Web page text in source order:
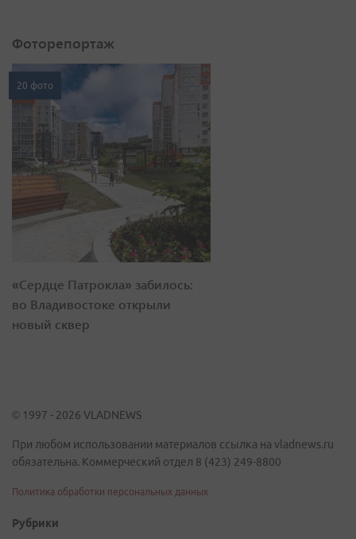
Фоторепортаж
20 фото
«Сердце Патрокла» забилось:
во Владивостоке открыли
новый сквер
© 1997 - 2026 VLADNEWS
При любом использовании материалов ссылка на vladnews.ru
обязательна. Коммерческий отдел 8 (423) 249-8800
Политика обработки персональных данных
Рубрики